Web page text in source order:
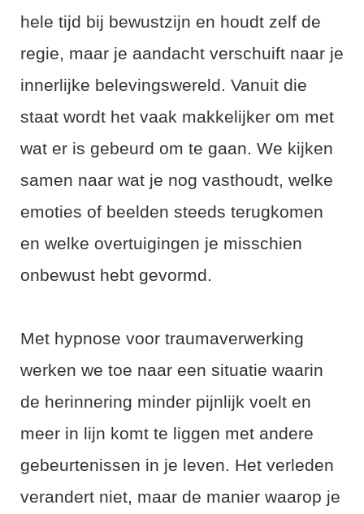
hele tijd bij bewustzijn en houdt zelf de
regie, maar je aandacht verschuift naar je
innerlijke belevingswereld. Vanuit die
staat wordt het vaak makkelijker om met
wat er is gebeurd om te gaan. We kijken
samen naar wat je nog vasthoudt, welke
emoties of beelden steeds terugkomen
en welke overtuigingen je misschien
onbewust hebt gevormd.
Met hypnose voor traumaverwerking
werken we toe naar een situatie waarin
de herinnering minder pijnlijk voelt en
meer in lijn komt te liggen met andere
gebeurtenissen in je leven. Het verleden
verandert niet, maar de manier waarop je